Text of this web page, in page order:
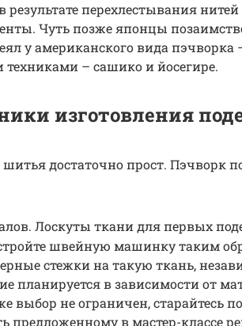
результате перехлестывания
Чуть позже японцы
у американского вида
– сашико и йосегире.
изготовления
достаточно прост. Пэчворк
Лоскуты ткани для первых
швейную машинку таким
стежки на такую ткань,
планируется в зависимости от
выбор не ограничен, старайтесь
предложенному в мастер-классе